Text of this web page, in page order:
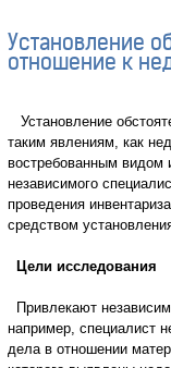
Установление
отношение к
Установление
таким явлениям, как
востребованным видом
независимого
проведения
средством
Цели исследования
Привлекают
например, специалист
дела в отношении